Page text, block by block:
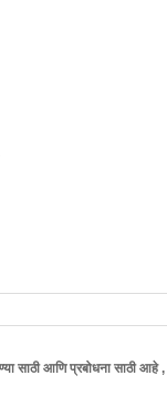
प्रबोधना साठी आहे , वैयक्तिक